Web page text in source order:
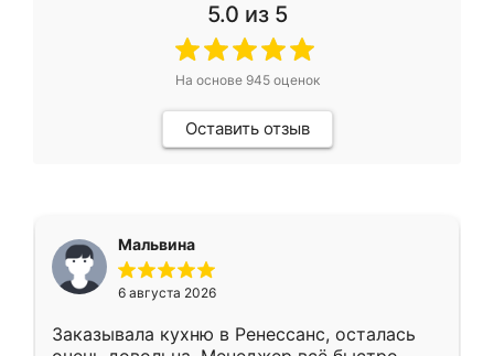
5.0 из 5
На основе 945оценок
Оставить отзыв
Мальвина
6 августа 2026
Заказывала кухню в Ренессанс, осталась